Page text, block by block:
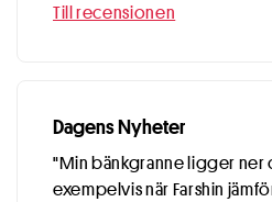
Till recensionen
Dagens Nyheter
"Min bänkgranne ligger ner
exempelvis när Farshin